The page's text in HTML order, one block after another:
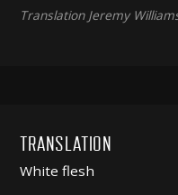
Translation Jeremy
TRANSLATION
White flesh